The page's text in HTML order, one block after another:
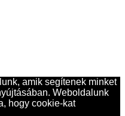
amik segítenek minket
Weboldalunk
hogy cookie-kat